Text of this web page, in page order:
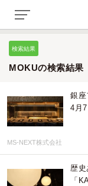
検索結果
MOKUの検索結果
銀
4月
MS-NEXT株式会社
歴史
「